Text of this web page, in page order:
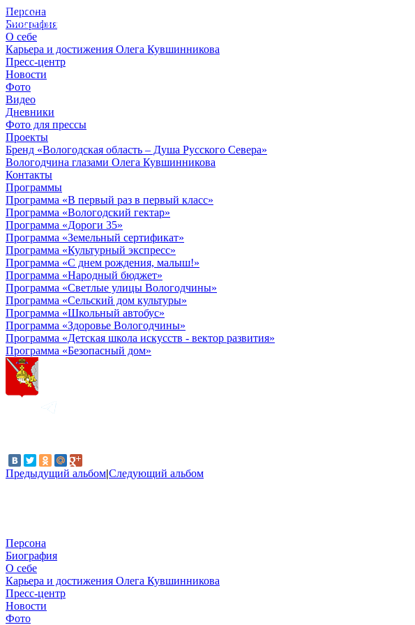
Персона
Биография
О себе
Карьера и достижения Олега Кувшинникова
Пресс-центр
Новости
Фото
Видео
Дневники
Фото для прессы
Проекты
Бренд «Вологодская область – Душа Русского Севера»
Вологодчина глазами Олега Кувшинникова
Контакты
Программы
Программа «В первый раз в первый класс»
Программа «Вологодский гектар»
Программа «Дороги 35»
Программа «Земельный сертификат»
Программа «Культурный экспресс»
Программа «С днем рождения, малыш!»
Программа «Народный бюджет»
Программа «Светлые улицы Вологодчины»
Программа «Сельский дом культуры»
Программа «Школьный автобус»
Программа «Здоровье Вологодчины»
Программа «Детская школа искусств - вектор развития»
Программа «Безопасный дом»
Предыдущий альбом|Следующий альбом
© 2012 - 2023,
КУВШИННИКОВ О.А.
Персона
Биография
О себе
Карьера и достижения Олега Кувшинникова
Пресс-центр
Новости
Фото